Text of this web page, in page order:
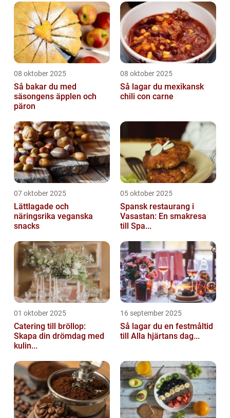
08 oktober 2025
Så bakar du med
säsongens äpplen och
päron
08 oktober 2025
Så lagar du mexikansk
chili con carne
07 oktober 2025
Lättlagade och
näringsrika veganska
snacks
05 oktober 2025
Spansk restaurang i
Vasastan: En smakresa
till Spa...
01 oktober 2025
Catering till bröllop:
Skapa din drömdag med
kulin...
16 september 2025
Så lagar du en festmåltid
till Alla hjärtans dag...